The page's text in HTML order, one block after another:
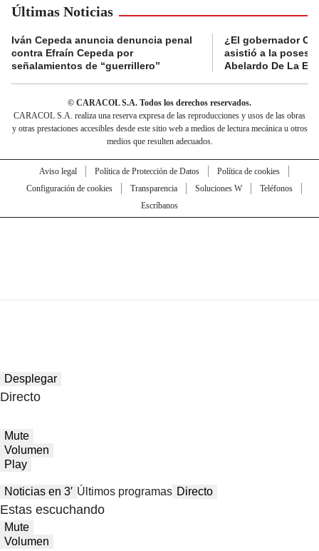
Últimas Noticias
Iván Cepeda anuncia denuncia penal
contra Efraín Cepeda por
señalamientos de “guerrillero”
¿El gobernador
asistió a la
Abelardo De La
© CARACOL S.A. Todos los derechos reservados.
CARACOL S.A. realiza una reserva expresa de las reproducciones y usos de las obras
y otras prestaciones accesibles desde este sitio web a medios de lectura mecánica u otros
medios que resulten adecuados.
Aviso legal Política de Protección de Datos
Política de cookies
Configuración de cookies
Transparencia Soluciones W
Teléfonos
Escríbanos
Desplegar
Directo
Mute
Volumen
Play
Noticias en 3′ Últimos programas Directo
Estas escuchando
Mute
Volumen